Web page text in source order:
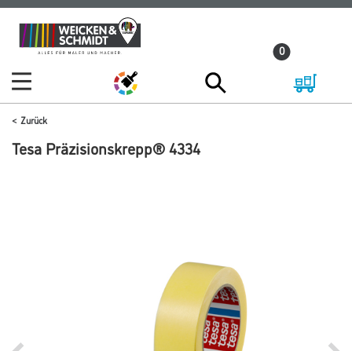
Zum
Inhalt
Zum
Navigationsmenü
0
Zurück
Tesa Präzisionskrepp® 4334